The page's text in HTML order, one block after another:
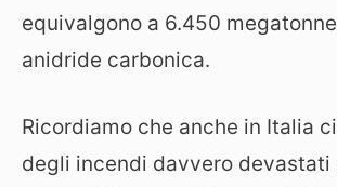
equivalgono a 6.450
anidride carbonica.
Ricordiamo che anche in Italia
degli incendi davvero